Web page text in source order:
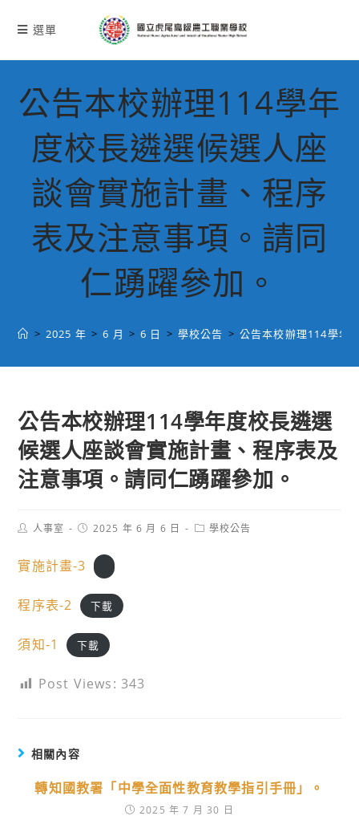
選單
公告本校辦理114學年
度校長遴選候選人座
談會實施計畫、程序
表及注意事項。請同
仁踴躍參加。
> 2025 年 > 6 月 > 6 日 > 學校公告 > 公告本校辦理114學年
公告本校辦理114學年度校長遴選
候選人座談會實施計畫、程序表及
注意事項。請同仁踴躍參加。
Post人事室
Post2025 年 6 月 6 日
Post學校公告
實施計畫-3
程序表-2 下載
須知-1 下載
Post Views: 343
相關內容
轉知國教署「中學全面性教育教學指引手冊」。
2025 年 7 月 30 日